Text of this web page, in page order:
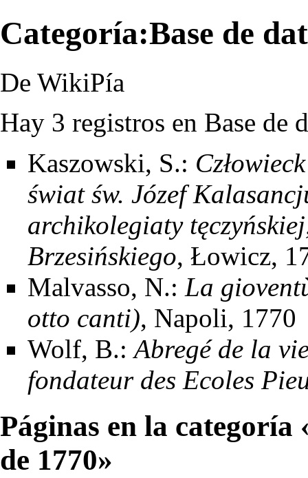
Categoría:Base de
De WikiPía
Hay 3 registros en Base de
Kaszowski, S.:
świat św. Józef
archikolegiaty
Brzesińskiego, Łowicz,
Malvasso, N.: La
otto canti), Napoli, 1770
Wolf, B.:Abregé de la
fondateur des Ecoles
Páginas en la
de 1770»